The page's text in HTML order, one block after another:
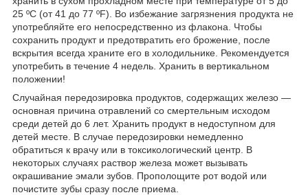
25 ºС (от 41 до 77 ºF). Во избежание загрязнения продукта не
употребляйте его непосредственно из флакона. Чтобы
сохранить продукт и предотвратить его брожение, после
вскрытия всегда храните его в холодильнике. Рекомендуется
употребить в течение 4 недель. Хранить в вертикальном
положении!
Случайная передозировка продуктов, содержащих железо —
основная причина отравлений со смертельным исходом
среди детей до 6 лет. Хранить продукт в недоступном для
детей месте. В случае передозировки немедленно
обратиться к врачу или в токсикологический центр. В
некоторых случаях раствор железа может вызывать
окрашивание эмали зубов. Прополощите рот водой или
почистите зубы сразу после приема.